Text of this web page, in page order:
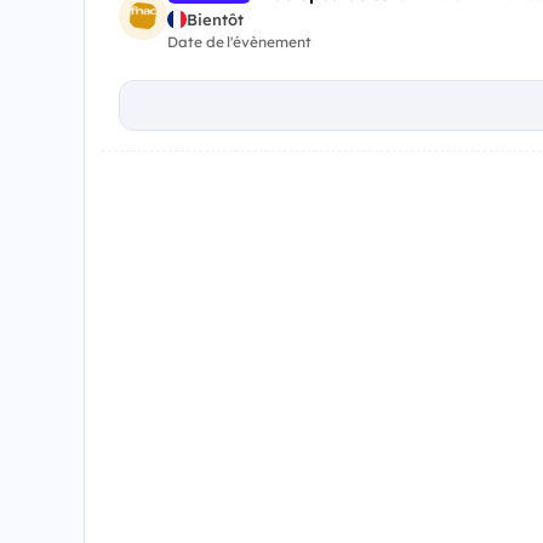
Bientôt
Date de l'évènement